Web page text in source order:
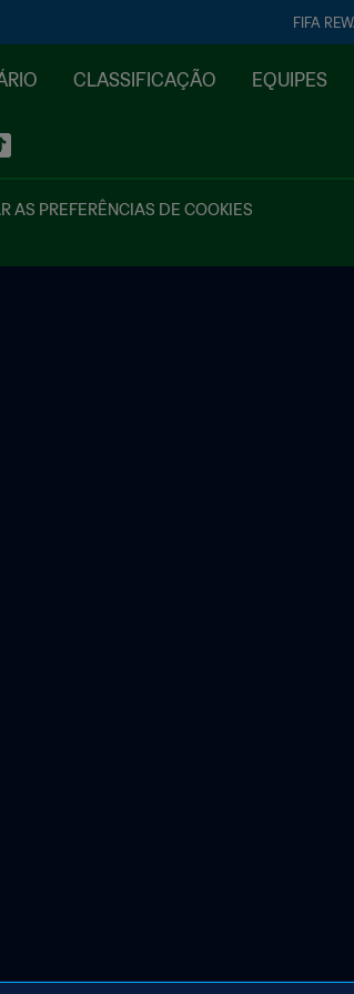
FIFA
CLASSIFICAÇÃO EQUIPES
AS PREFERÊNCIAS DE COOKIES